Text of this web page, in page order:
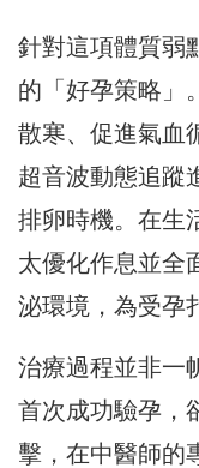
針對這項體質弱
的「好孕策略」
散寒、促進氣血
超音波動態追蹤
排卵時機。在生
太優化作息並全
泌環境，為受孕
治療過程並非一
首次成功驗孕，
擊，在中醫師的